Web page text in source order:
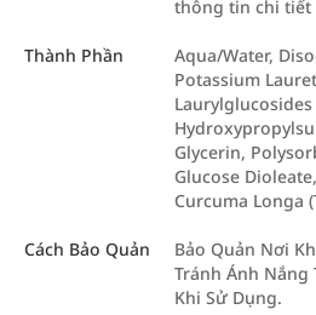
thông tin chi tiết
Thành Phần
Aqua/Water,
Potassium
Laurylglucosides
Glycerin,
Glucose
Curcuma Longa
Cách Bảo Quản
Bảo Quản Nơi
Tránh Ánh Nắng
Khi Sử Dụng.